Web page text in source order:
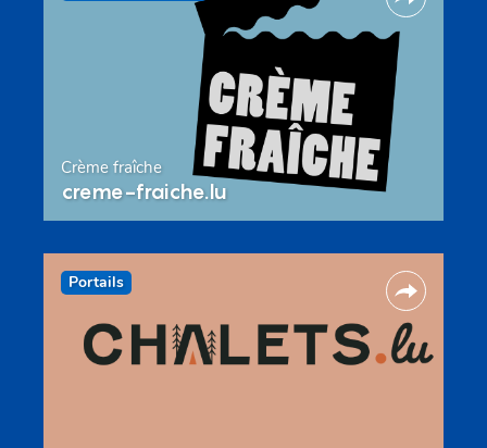
Crème fraîche
creme-fraiche.lu
Portails